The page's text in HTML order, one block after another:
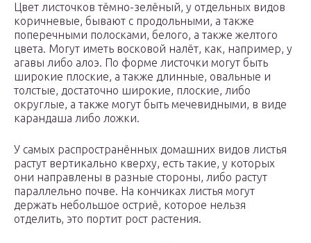
Цвет листочков тёмно-зелёный, у отдельных видов
коричневые, бывают с продольными, а также
поперечными полосками, белого, а также желтого
цвета. Могут иметь восковой налёт, как, например, у
агавы либо алоэ. По форме листочки могут быть
широкие плоские, а также длинные, овальные и
толстые, достаточно широкие, плоские, либо
округлые, а также могут быть мечевидными, в виде
карандаша либо ложки.
У самых распространённых домашних видов листья
растут вертикально кверху, есть такие, у которых
они направлены в разные стороны, либо растут
параллельно почве. На кончиках листья могут
держать небольшое остриё, которое нельзя
отделить, это портит рост растения.